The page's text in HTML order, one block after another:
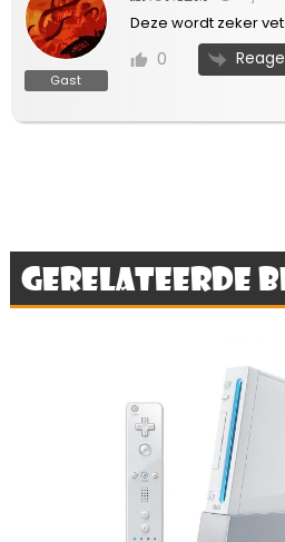
Gast
Deze wordt zeker vet.
0
Gerelateerde